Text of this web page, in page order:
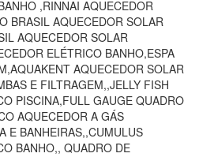
,RINNAI AQUECEDOR
BRASIL AQUECEDOR SOLAR
AQUECEDOR SOLAR
ELÉTRICO BANHO,ESPA
AQUECEDOR SOLAR
E FILTRAGEM,,JELLY FISH
PISCINA,FULL GAUGE QUADRO
AQUECEDOR A GÁS
E BANHEIRAS,,CUMULUS
BANHO,, QUADRO DE